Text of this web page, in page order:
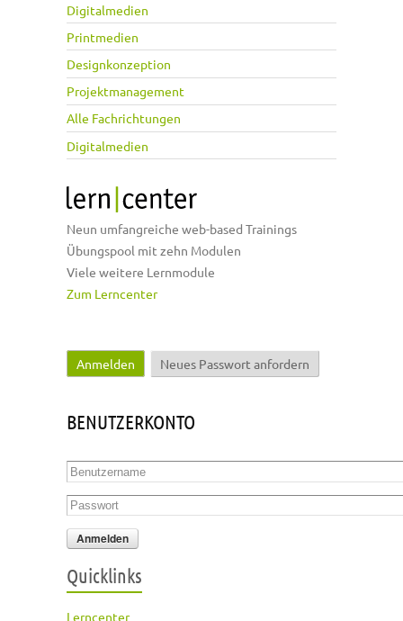
Digitalmedien
Printmedien
Designkonzeption
Projektmanagement
Alle Fachrichtungen
Digitalmedien
Neun umfangreiche web-based Trainings
Übungspool mit zehn Modulen
Viele weitere Lernmodule
Zum Lerncenter
Haupt-Reiter
Anmelden (aktiver Reiter)
Neues Passwort anfordern
BENUTZERKONTO
Benutzername
Passwort
Quicklinks
Lerncenter